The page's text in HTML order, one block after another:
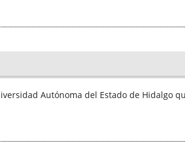
Autónoma del Estado de Hidalgo